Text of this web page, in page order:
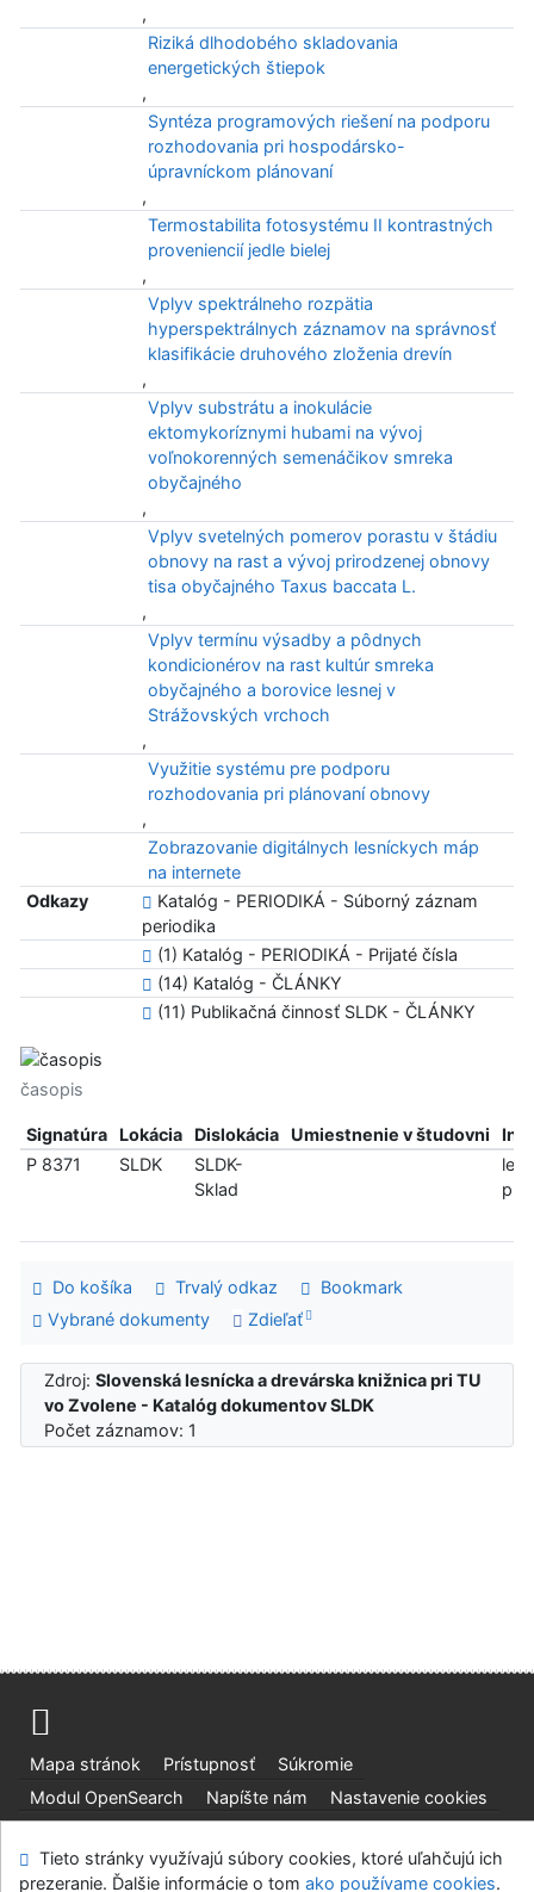
,
Riziká dlhodobého skladovania
energetických štiepok
,
Syntéza programových riešení na podporu
rozhodovania pri hospodársko-
úpravníckom plánovaní
,
Termostabilita fotosystému II kontrastných
proveniencií jedle bielej
,
Vplyv spektrálneho rozpätia
hyperspektrálnych záznamov na správnosť
klasifikácie druhového zloženia drevín
,
Vplyv substrátu a inokulácie
ektomykoríznymi hubami na vývoj
voľnokorenných semenáčikov smreka
obyčajného
,
Vplyv svetelných pomerov porastu v štádiu
obnovy na rast a vývoj prirodzenej obnovy
tisa obyčajného Taxus baccata L.
,
Vplyv termínu výsadby a pôdnych
kondicionérov na rast kultúr smreka
obyčajného a borovice lesnej v
Strážovských vrchoch
,
Využitie systému pre podporu
rozhodovania pri plánovaní obnovy
,
Zobrazovanie digitálnych lesníckych máp
na internete
Odkazy
Katalóg - PERIODIKÁ - Súborný záznam
periodika
(1) Katalóg - PERIODIKÁ - Prijaté čísla
(14) Katalóg - ČLÁNKY
(11) Publikačná činnosť SLDK - ČLÁNKY
časopis
Signatúra Lokácia Dislokácia Umiestnenie v študovni
Info
P 8371
SLDK
SLDK-
Sklad
len
Do košíka Trvalý odkaz
Bookmark
Vybrané dokumenty
Zdieľať
Zdroj:Slovenská lesnícka a drevárska knižnica pri TU
vo Zvolene - Katalóg dokumentov SLDK
Počet záznamov: 1
Mapa stránok Prístupnosť
Súkromie
Modul OpenSearch
Napíšte nám Nastavenie cookies
Slovenská lesnícka a drevárska knižnica pri Technickej
univerzite vo Zvolene
Tieto stránky využívajú súbory cookies, ktoré uľahčujú ich
prezeranie. Ďalšie informácie o tom ako používame cookies.